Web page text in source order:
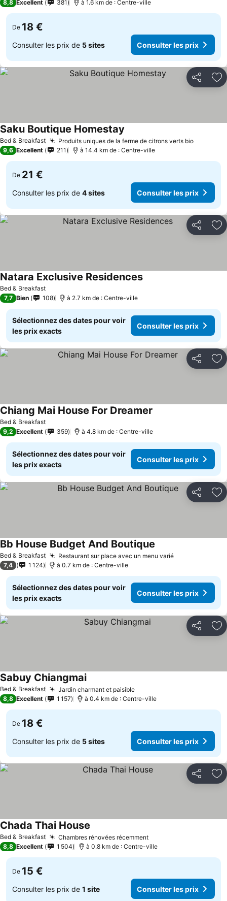
8,8 Excellent 381 à 1.6 km de : Centre-ville
De 18 €
Consulter les prix de 5 sites Consulter les prix
Partager
Bed & Breakfast Produits uniques de la ferme de citrons verts bio
Saku Boutique Homestay
9,6 Excellent 211 à 14.4 km de : Centre-ville
De 21 €
Consulter les prix de 4 sites Consulter les prix
Partager
Bed & Breakfast
Natara Exclusive Residences
7,7 Bien 108 à 2.7 km de : Centre-ville
Sélectionnez des dates pour voir
les prix exacts
Consulter les prix
Partager
Bed & Breakfast
Chiang Mai House For Dreamer
9,2 Excellent 359 à 4.8 km de : Centre-ville
Sélectionnez des dates pour voir
les prix exacts
Consulter les prix
Partager
Bed & Breakfast Restaurant sur place avec un menu varié
Bb House Budget And Boutique
7,4 1 124 à 0.7 km de : Centre-ville
Sélectionnez des dates pour voir
les prix exacts
Consulter les prix
Partager
Bed & Breakfast Jardin charmant et paisible
Sabuy Chiangmai
8,8 Excellent 1 157 à 0.4 km de : Centre-ville
De 18 €
Consulter les prix de 5 sites Consulter les prix
Partager
Bed & Breakfast Chambres rénovées récemment
Chada Thai House
8,8 Excellent 1 504 à 0.8 km de : Centre-ville
De 15 €
Consulter les prix de 1 site Consulter les prix